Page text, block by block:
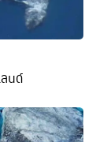
นด์